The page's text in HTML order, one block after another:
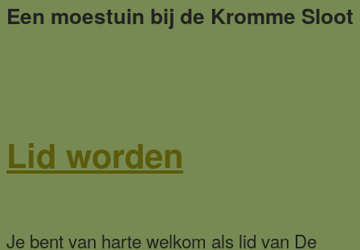
Een moestuin bij de Kromme Sloot
Lid worden
Je bent van harte welkom als lid van De